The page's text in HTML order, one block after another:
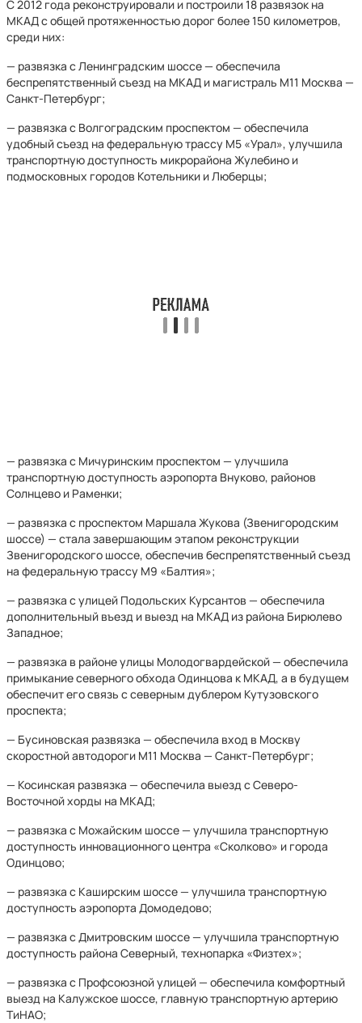
С 2012 года реконструировали и построили 18 развязок на
МКАД с общей протяженностью дорог более 150 километров,
среди них:
— развязка с Ленинградским шоссе — обеспечила
беспрепятственный съезд на МКАД и магистраль М11 Москва —
Санкт-Петербург;
— развязка с Волгоградским проспектом — обеспечила
удобный съезд на федеральную трассу М5 «Урал», улучшила
транспортную доступность микрорайона Жулебино и
подмосковных городов Котельники и Люберцы;
— развязка с Мичуринским проспектом — улучшила
транспортную доступность аэропорта Внуково, районов
Солнцево и Раменки;
— развязка с проспектом Маршала Жукова (Звенигородским
шоссе) — стала завершающим этапом реконструкции
Звенигородского шоссе, обеспечив беспрепятственный съезд
на федеральную трассу М9 «Балтия»;
— развязка с улицей Подольских Курсантов — обеспечила
дополнительный въезд и выезд на МКАД из района Бирюлево
Западное;
— развязка в районе улицы Молодогвардейской — обеспечила
примыкание северного обхода Одинцова к МКАД, а в будущем
обеспечит его связь с северным дублером Кутузовского
проспекта;
— Бусиновская развязка — обеспечила вход в Москву
скоростной автодороги М11 Москва — Санкт-Петербург;
— Косинская развязка — обеспечила выезд с Северо-
Восточной хорды на МКАД;
— развязка с Можайским шоссе — улучшила транспортную
доступность инновационного центра «Сколково» и города
Одинцово;
— развязка с Каширским шоссе — улучшила транспортную
доступность аэропорта Домодедово;
— развязка с Дмитровским шоссе — улучшила транспортную
доступность района Северный, технопарка «Физтех»;
— развязка с Профсоюзной улицей — обеспечила комфортный
выезд на Калужское шоссе, главную транспортную артерию
ТиНАО;